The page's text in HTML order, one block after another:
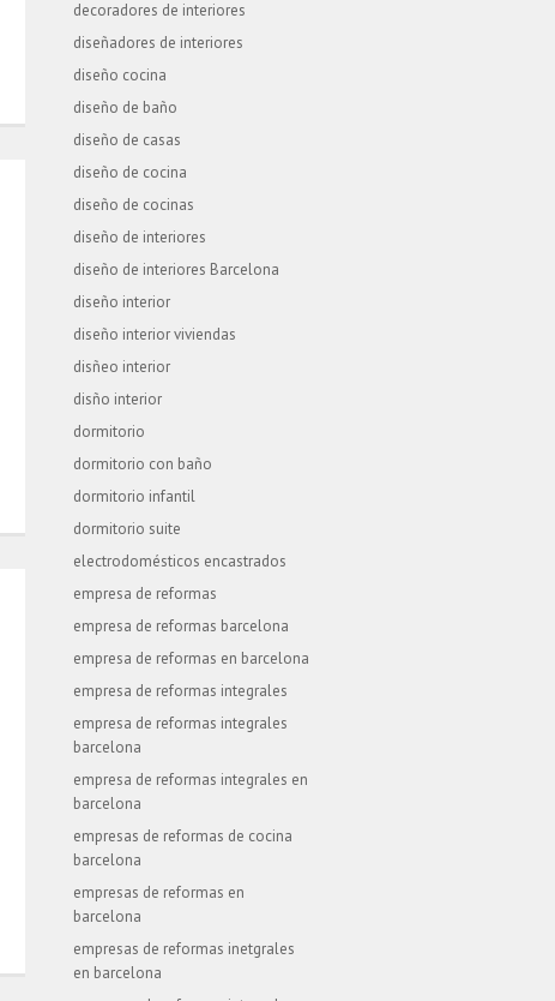
decoradores de interiores
diseñadores de interiores
diseño cocina
diseño de baño
diseño de casas
diseño de cocina
diseño de cocinas
diseño de interiores
diseño de interiores Barcelona
diseño interior
diseño interior viviendas
disñeo interior
disño interior
dormitorio
dormitorio con baño
dormitorio infantil
dormitorio suite
electrodomésticos encastrados
empresa de reformas
empresa de reformas barcelona
empresa de reformas en barcelona
empresa de reformas integrales
empresa de reformas integrales
barcelona
empresa de reformas integrales en
barcelona
empresas de reformas de cocina
barcelona
empresas de reformas en
barcelona
empresas de reformas inetgrales
en barcelona